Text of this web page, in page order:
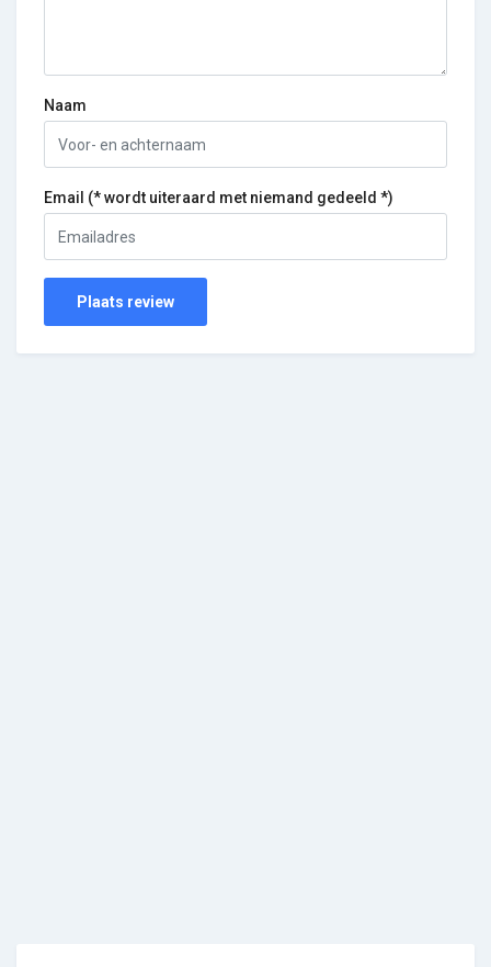
Naam
Email (* wordt uiteraard met niemand gedeeld *)
Plaats review